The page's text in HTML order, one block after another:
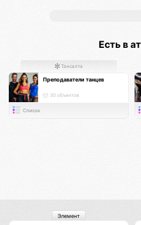
Есть в
Тансалта
Преподаватели танцев
30 объектов
Список
Элемент